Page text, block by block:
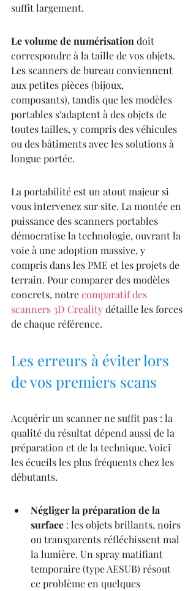
suffit largement.
Le volume de numérisation doit
correspondre à la taille de vos objets.
Les scanners de bureau conviennent
aux petites pièces (bijoux,
composants), tandis que les modèles
portables s'adaptent à des objets de
toutes tailles, y compris des véhicules
ou des bâtiments avec les solutions à
longue portée.
La portabilité est un atout majeur si
vous intervenez sur site. La montée en
puissance des scanners portables
démocratise la technologie, ouvrant la
voie à une adoption massive, y
compris dans les PME et les projets de
terrain. Pour comparer des modèles
concrets, notre comparatif des
scanners 3D Creality détaille les forces
de chaque référence.
Les erreurs à éviter lors
de vos premiers scans
Acquérir un scanner ne suffit pas : la
qualité du résultat dépend aussi de la
préparation et de la technique. Voici
les écueils les plus fréquents chez les
débutants.
Négliger la préparation de la
surface : les objets brillants, noirs
ou transparents réfléchissent mal
la lumière. Un spray matifiant
temporaire (type AESUB) résout
ce problème en quelques